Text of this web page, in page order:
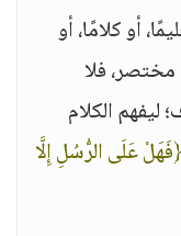
أو كلامًا، أو
مختصر، فلا
ليفهم الكلام
عَلَى الرُّسُلِ إِلَّا